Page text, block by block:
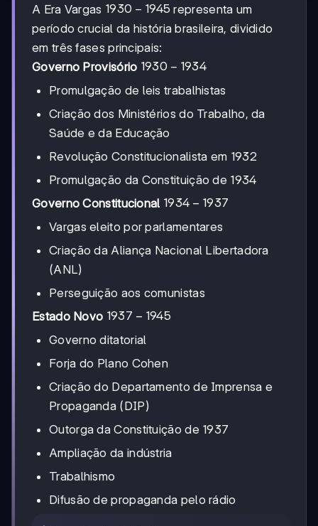
A Era Vargas 1930-
1945
1930 − 1945 representa um
período crucial da história brasileira, dividido
em três fases principais:
Governo Provisório 1930-
1930 − 1934
Promulgação de leis trabalhistas
Criação dos Ministérios do Trabalho, da
Saúde e da Educação
Revolução Constitucionalista em 1932
Promulgação da Constituição de 1934
Governo Constitucional 1934-
1934 − 1937
Vargas eleito por parlamentares
Criação da Aliança Nacional Libertadora
(ANL)
Perseguição aos comunistas
Estado Novo 1937-
1937 − 1945
Governo ditatorial
Forja do Plano Cohen
Criação do Departamento de Imprensa e
Propaganda (DIP)
Outorga da Constituição de 1937
Ampliação da indústria
Trabalhismo
Difusão de propaganda pelo rádio